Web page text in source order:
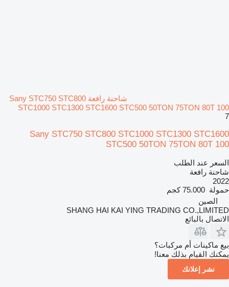
شاحنة رافعة Sany STC750 STC800
STC1000 STC1300 STC1600 STC500 50TON 75TON 80T 100
7
Sany STC750 STC800 STC1000 STC1300 STC1600
STC500 50TON 75TON 80T 100
السعر عند الطلب
شاحنة رافعة
2022
حمولة 75.000 كجم
الصين
SHANG HAI KAI YING TRADING CO.,LIMITED
الاتصال بالبائع
بيع ماكينات أم مركبات؟
يمكنك القيام بذلك معنا!
نشر إعلانك